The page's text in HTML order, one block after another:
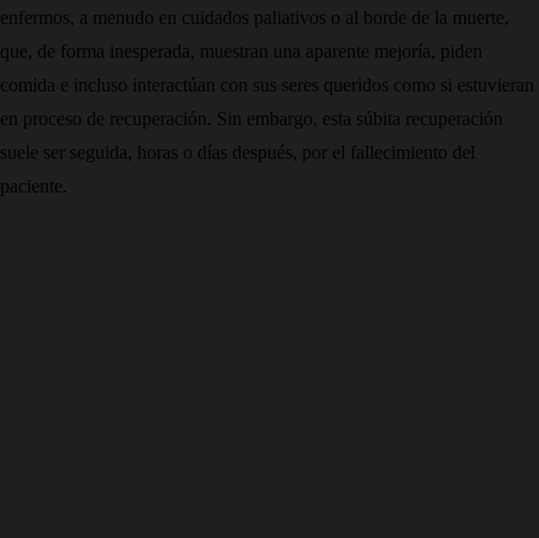
enfermos, a menudo en cuidados paliativos o al borde de la muerte,
que, de forma inesperada, muestran una aparente mejoría, piden
comida e incluso interactúan con sus seres queridos como si estuvieran
en proceso de recuperación. Sin embargo, esta súbita recuperación
suele ser seguida, horas o días después, por el fallecimiento del
paciente.